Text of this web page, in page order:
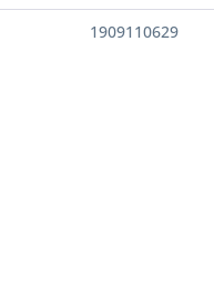
1909110629